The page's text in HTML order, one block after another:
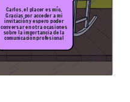
Carlos, el placer es mío,
Gracias por acceder a mi
invitación y espero poder
conversar en otra ocasiones
sobre la importancia de la
comunicación profesional